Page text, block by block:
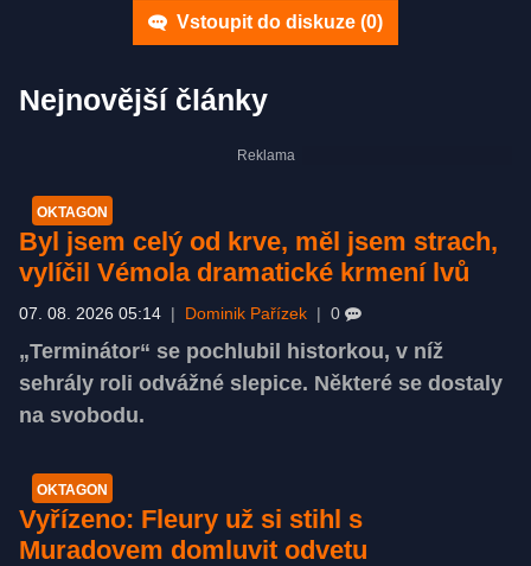
Vstoupit do diskuze (0)
Nejnovější články
OKTAGON
Byl jsem celý od krve, měl jsem strach,
vylíčil Vémola dramatické krmení lvů
07. 08. 2026 05:14 Dominik Pařízek 0
„Terminátor“ se pochlubil historkou, v níž
sehrály roli odvážné slepice. Některé se dostaly
na svobodu.
OKTAGON
Vyřízeno: Fleury už si stihl s
Muradovem domluvit odvetu